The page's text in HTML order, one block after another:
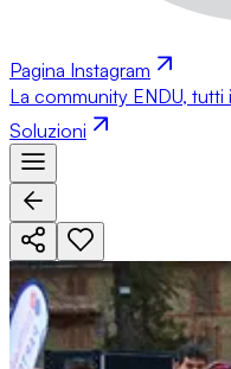
Pagina Instagram
La community ENDU, tutti
Soluzioni